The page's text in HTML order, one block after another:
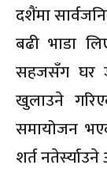
दशैंमा
बढी भाडा
सहजसँग घर
खुलाउने
समायोजन
शर्त